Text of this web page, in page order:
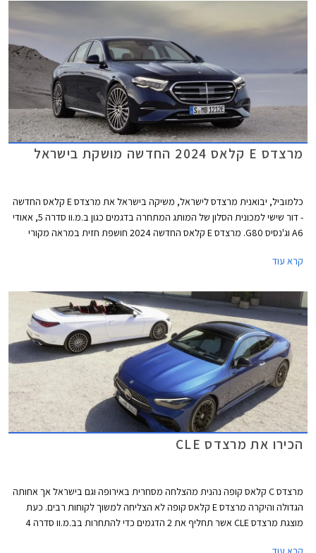
מרצדס E קלאס 2024 החדשה מושקת בישראל
כלמוביל, יבואנית מרצדס לישראל, משיקה בישראל את מרצדס E קלאס החדשה
- דור שישי למכונית הסלון של המותג המתחרה בדגמים כגון ב.מ.וו סדרה 5, אאודי
A6 וג'נסיס G80. מרצדס E קלאס החדשה 2024 חושפת חזית במראה מקורי
עם מסגרת עבה בצבע שחור מבריק, הגולשת אל עבר הפנסים הקדמיים אשר
סורגים קלאסי בגימור כרום. מאחור ניתן לזהות חותמת תאורה ייחודית בצורת
סמל הכוכב של מרצדס.
קרא עוד
הכירו את מרצדס CLE
מרצדס C קלאס קופה נהנית מהצלחה מסחרית באירופה וגם בישראל אך אחותה
הגדולה והיקרה מרצדס E קלאס קופה לא הצליחה למשוך לקוחות רבים. כעת
מוצגת מרצדס CLE אשר תחליף את 2 הדגמים כדי להתחרות בב.מ.וו סדרה 4